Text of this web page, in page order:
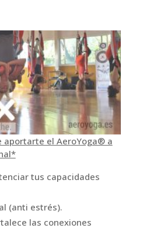
aportarte el AeroYoga® a
tus capacidades
(anti estrés).
las conexiones